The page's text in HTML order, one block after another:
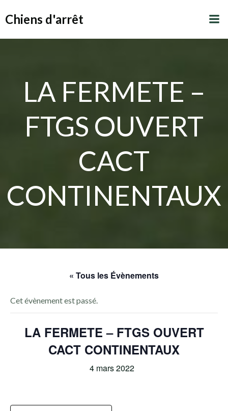
Chiens d'arrêt
LA FERMETE –
FTGS OUVERT
CACT
CONTINENTAUX
« Tous les Évènements
Cet évènement est passé.
LA FERMETE – FTGS OUVERT
CACT CONTINENTAUX
4 mars 2022